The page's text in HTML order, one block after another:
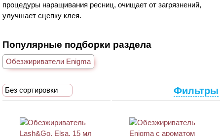
процедуры наращивания ресниц, очищает от загрязнений,
улучшает сцепку клея.
Популярные подборки раздела
Обезжириватели Enigma
Без сортировки Фильтры